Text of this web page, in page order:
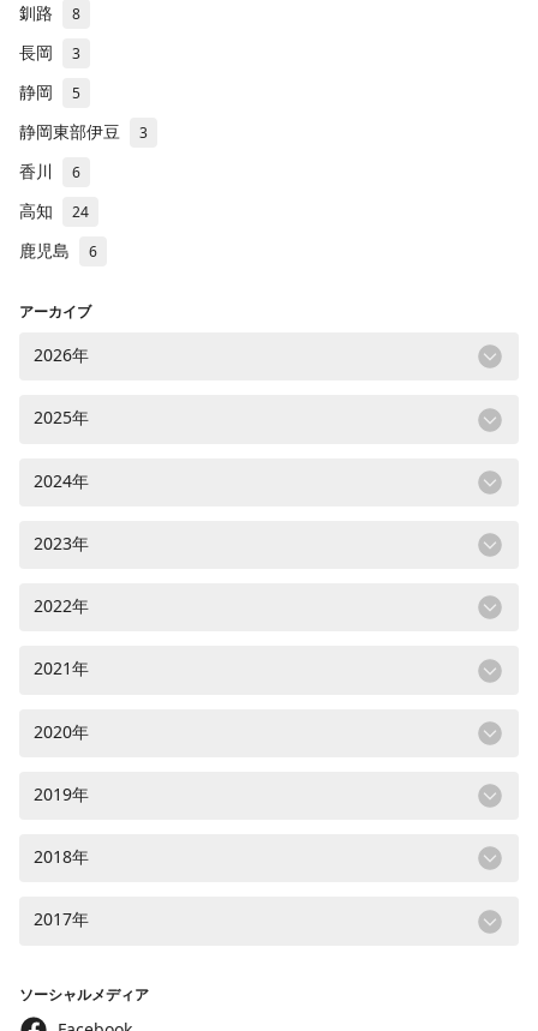
釧路 8
長岡 3
静岡 5
静岡東部伊豆 3
香川 6
高知 24
鹿児島 6
アーカイブ
2026年
2025年
2024年
2023年
2022年
2021年
2020年
2019年
2018年
2017年
ソーシャルメディア